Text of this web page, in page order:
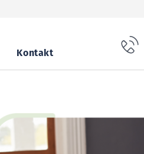
Kontakt